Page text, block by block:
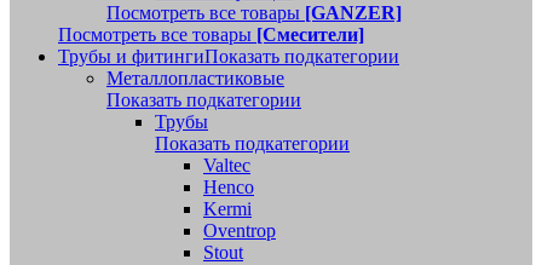
Посмотреть все товары [GANZER]
Посмотреть все товары [Смесители]
Трубы и фитингиПоказать подкатегории
Металлопластиковые
Показать подкатегории
Трубы
Показать подкатегории
Valtec
Henco
Kermi
Oventrop
Stout